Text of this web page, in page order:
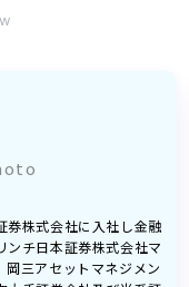
券株式会社に入社し金融
ンチ日本証券株式会社マ
岡三アセットマネジメン